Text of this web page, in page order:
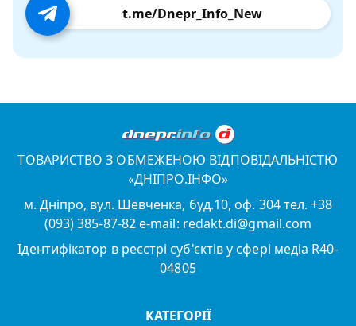
t.me/Dnepr_Info_New
ТОВАРИСТВО З ОБМЕЖЕНОЮ ВІДПОВІДАЛЬНІСТЮ
«ДНІПРО.ІНФО»
м. Дніпро, вул. Шевченка, буд.10, оф. 304 тел. +38
(093) 385-87-82 e-mail: redakt.di@gmail.com
Ідентифікатор в реєстрі суб'єктів у сфері медіа R40-
04805
КАТЕГОРІЇ